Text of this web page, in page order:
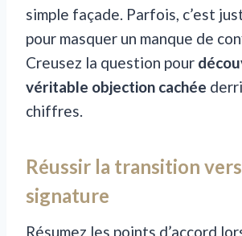
simple façade. Parfois, c’est
pour masquer un manque de
Creusez la question pour
véritable objection cachée
chiffres.
Réussir la transition
signature
Résumez les points d’accord